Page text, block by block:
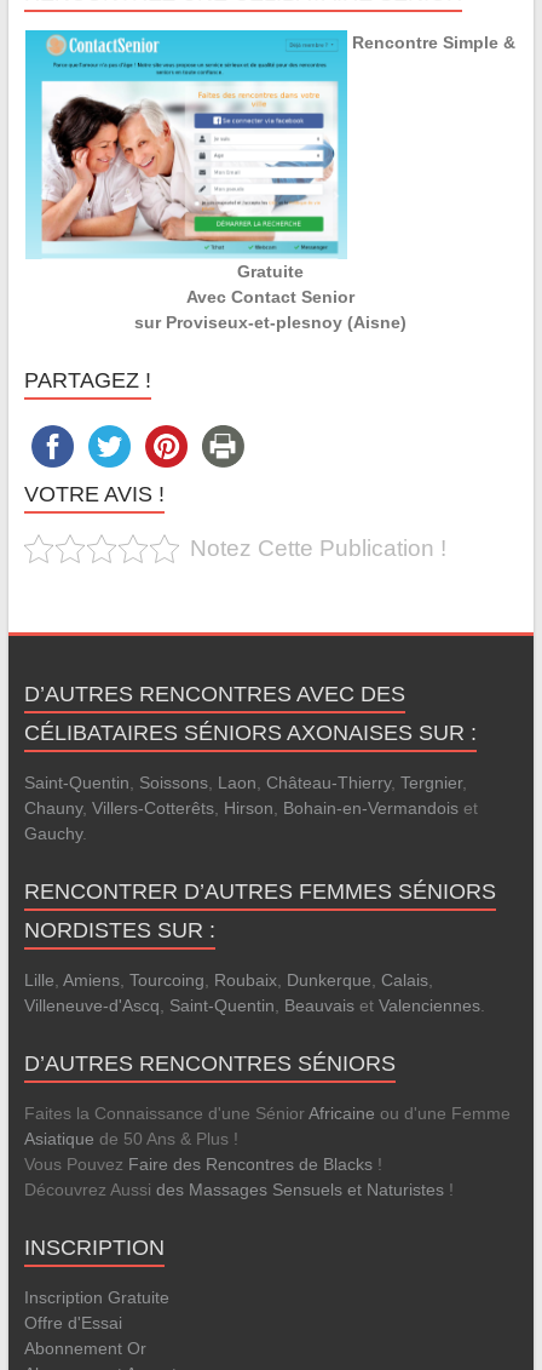
Rencontre Simple &
Gratuite
Avec Contact Senior
sur Proviseux-et-plesnoy (Aisne)
PARTAGEZ !
VOTRE AVIS !
Notez Cette Publication !
D’AUTRES RENCONTRES AVEC DES
CÉLIBATAIRES SÉNIORS AXONAISES SUR :
Saint-Quentin Soissons, Laon Château-Thierry, Tergnier,
Chauny, Villers-Cotterêts, Hirson Bohain-en-Vermandoiset
Gauchy.
RENCONTRER D’AUTRES FEMMES SÉNIORS
NORDISTES SUR :
Lille Amiens, Tourcoing Roubaix, Dunkerque Calais,
Villeneuve-d'Ascq
Saint-Quentin Beauvaiset Valenciennes.
D’AUTRES RENCONTRES SÉNIORS
Faites la Connaissance d'une SéniorAfricaine ou d'une Femme
Asiatique de 50 Ans & Plus !
Vous Pouvez Faire des Rencontres de Blacks!
Découvrez Aussi des Massages Sensuels et Naturistes!
INSCRIPTION
Inscription Gratuite
Offre d'Essai
Abonnement Or